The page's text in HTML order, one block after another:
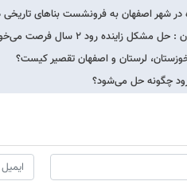
رود ۲ سال فرصت می‌خواهد/ جزییات توافق با کشاورزان
لرستان و اصفهان تقصیر کیست؟
رود چگونه حل می‌شود؟